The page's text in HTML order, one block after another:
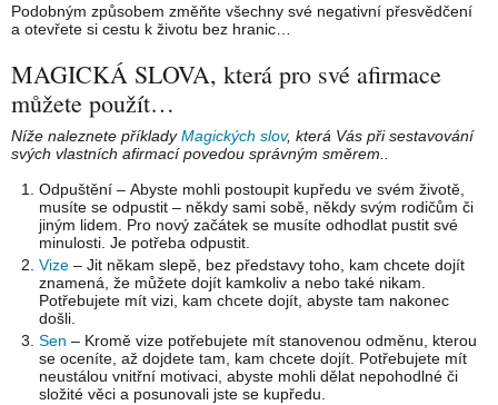
Podobným způsobem změňte všechny své negativní přesvědčení
a otevřete si cestu k životu bez hranic…
MAGICKÁ SLOVA, která pro své afirmace
můžete použít…
Níže naleznete příkladyMagických slov, která Vás při sestavování
svých vlastních afirmacípovedou správným směrem..
Odpuštění – Abyste mohli postoupit kupředu ve svém životě,
musíte se odpustit – někdy sami sobě, někdy svým rodičům či
jiným lidem. Pro nový začátek se musíte odhodlat pustit své
minulosti. Je potřeba odpustit.
Vize – Jit někam slepě, bez představy toho, kam chcete dojít
znamená, že můžete dojít kamkoliv a nebo také nikam.
Potřebujete mít vizi, kam chcete dojít, abyste tam nakonec
došli.
Sen– Kromě vize potřebujete mít stanovenou odměnu, kterou
se oceníte, až dojdete tam, kam chcete dojít. Potřebujete mít
neustálou vnitřní motivaci, abyste mohli dělat nepohodlné či
složité věci a posunovali jste se kupředu.